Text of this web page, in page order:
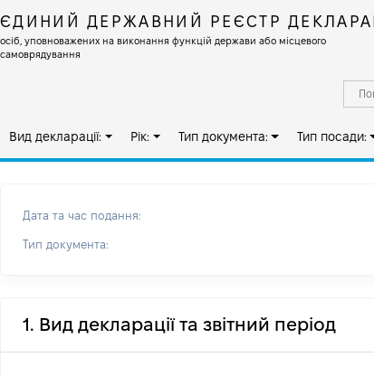
ЄДИНИЙ ДЕРЖАВНИЙ РЕЄСТР
осіб, уповноважених на виконання функцій держави або місцевого
самоврядування
Вид декларації: Рік: Тип документа: Тип посади:
Дата та час подання:
Тип документа:
1. Вид декларації та звітний період